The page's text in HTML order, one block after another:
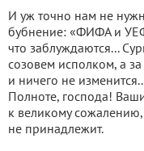
И уж точно нам не
бубнение: «ФИФА и
что заблуждаются...
созовем исполком, а
и ничего не
Полноте, господа!
к великому сожалению,
не принадлежит.